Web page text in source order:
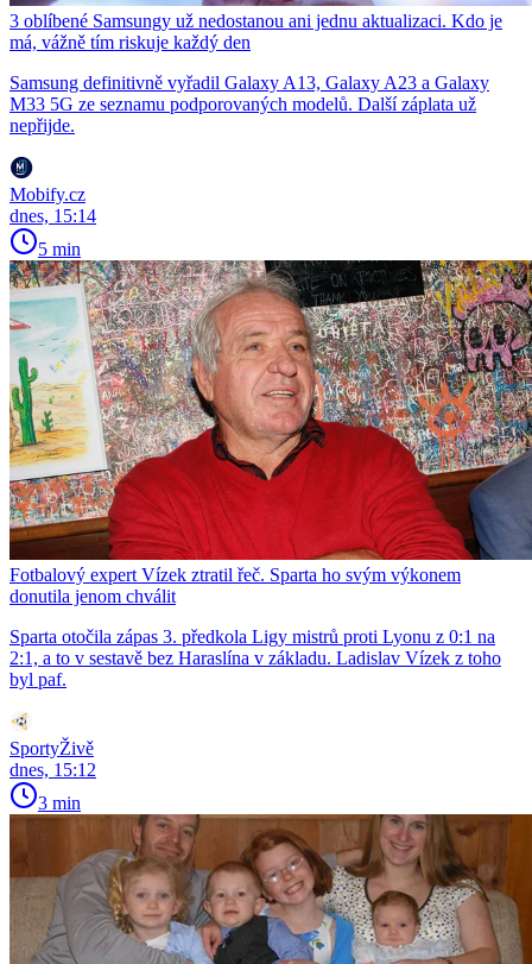
3 oblíbené Samsungy už nedostanou ani jednu aktualizaci. Kdo je
má, vážně tím riskuje každý den
Samsung definitivně vyřadil Galaxy A13, Galaxy A23 a Galaxy
M33 5G ze seznamu podporovaných modelů. Další záplata už
nepřijde.
Mobify.cz
dnes, 15:14
5 min
Fotbalový expert Vízek ztratil řeč. Sparta ho svým výkonem
donutila jenom chválit
Sparta otočila zápas 3. předkola Ligy mistrů proti Lyonu z 0:1 na
2:1, a to v sestavě bez Haraslína v základu. Ladislav Vízek z toho
byl paf.
SportyŽivě
dnes, 15:12
3 min